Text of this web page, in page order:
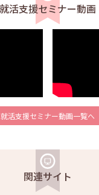
セミナー 在職者 学生
（金）就勝塾 自己分析
（金）就活ストレス４つの
セミナー 在職者 学生
在職者
就活支援セミナー動画
就活支援セミナー動画一覧へ
関連サイト